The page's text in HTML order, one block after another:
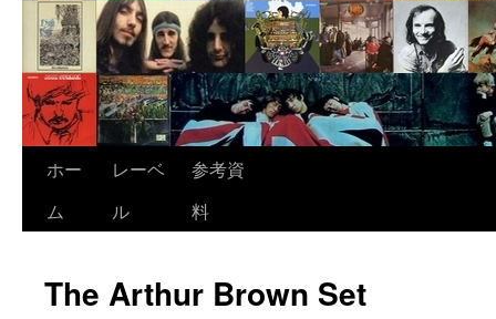
ン
ホー
ム
レーベ
ル
参考資
料
The Arthur Brown Set